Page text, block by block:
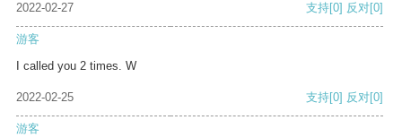
2022-02-27 支持[0] 反对[0]
游客
I called you 2 times. W
2022-02-25 支持[0] 反对[0]
游客